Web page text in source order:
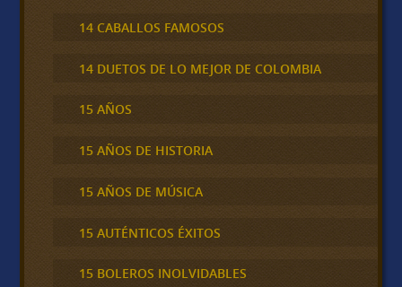
14 CABALLOS FAMOSOS
14 DUETOS DE LO MEJOR DE COLOMBIA
15 AÑOS
15 AÑOS DE HISTORIA
15 AÑOS DE MÚSICA
15 AUTÉNTICOS ÉXITOS
15 BOLEROS INOLVIDABLES